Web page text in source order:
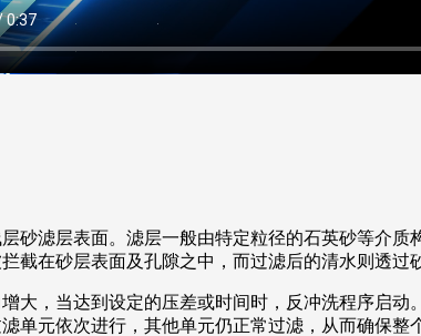
砂滤层表面。滤层一般由特定粒径的石英砂等介
截在砂层表面及孔隙之中，而过滤后的清水则透过
大，当达到设定的压差或时间时，反冲洗程序启
单元依次进行，其他单元仍正常过滤，从而确保